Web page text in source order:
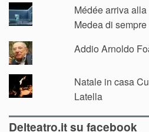
Médée arriva
Medea di sempre
Addio Arnoldo
Natale in casa
Latella
Delteatro.it su facebook